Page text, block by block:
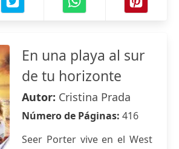
En una playa al sur
de tu horizonte
Autor: Cristina Prada
Número de Páginas: 416
Seer Porter vive en el West